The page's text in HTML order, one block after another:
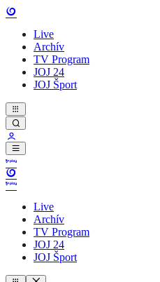
Live
Archív
TV Program
JOJ 24
JOJ Šport
Live
Archív
TV Program
JOJ 24
JOJ Šport